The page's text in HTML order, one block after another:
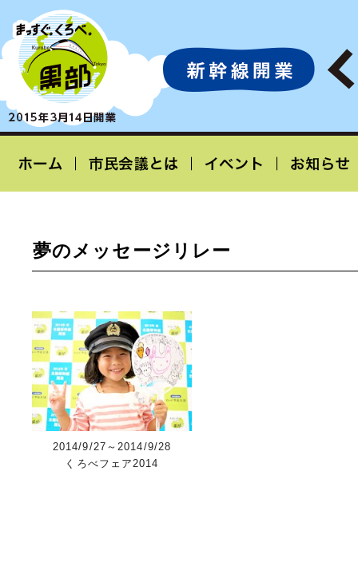
夢のメッセージリレー
2014/9/27～2014/9/28
くろべフェア2014